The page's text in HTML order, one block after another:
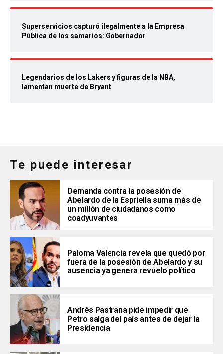
Superservicios capturó ilegalmente a la Empresa
Pública de los samarios: Gobernador
Legendarios de los Lakers y figuras de la NBA,
lamentan muerte de Bryant
Te puede interesar
Demanda contra la posesión de
Abelardo de la Espriella suma más de
un millón de ciudadanos como
coadyuvantes
Paloma Valencia revela que quedó por
fuera de la posesión de Abelardo y su
ausencia ya genera revuelo político
Andrés Pastrana pide impedir que
Petro salga del país antes de dejar la
Presidencia